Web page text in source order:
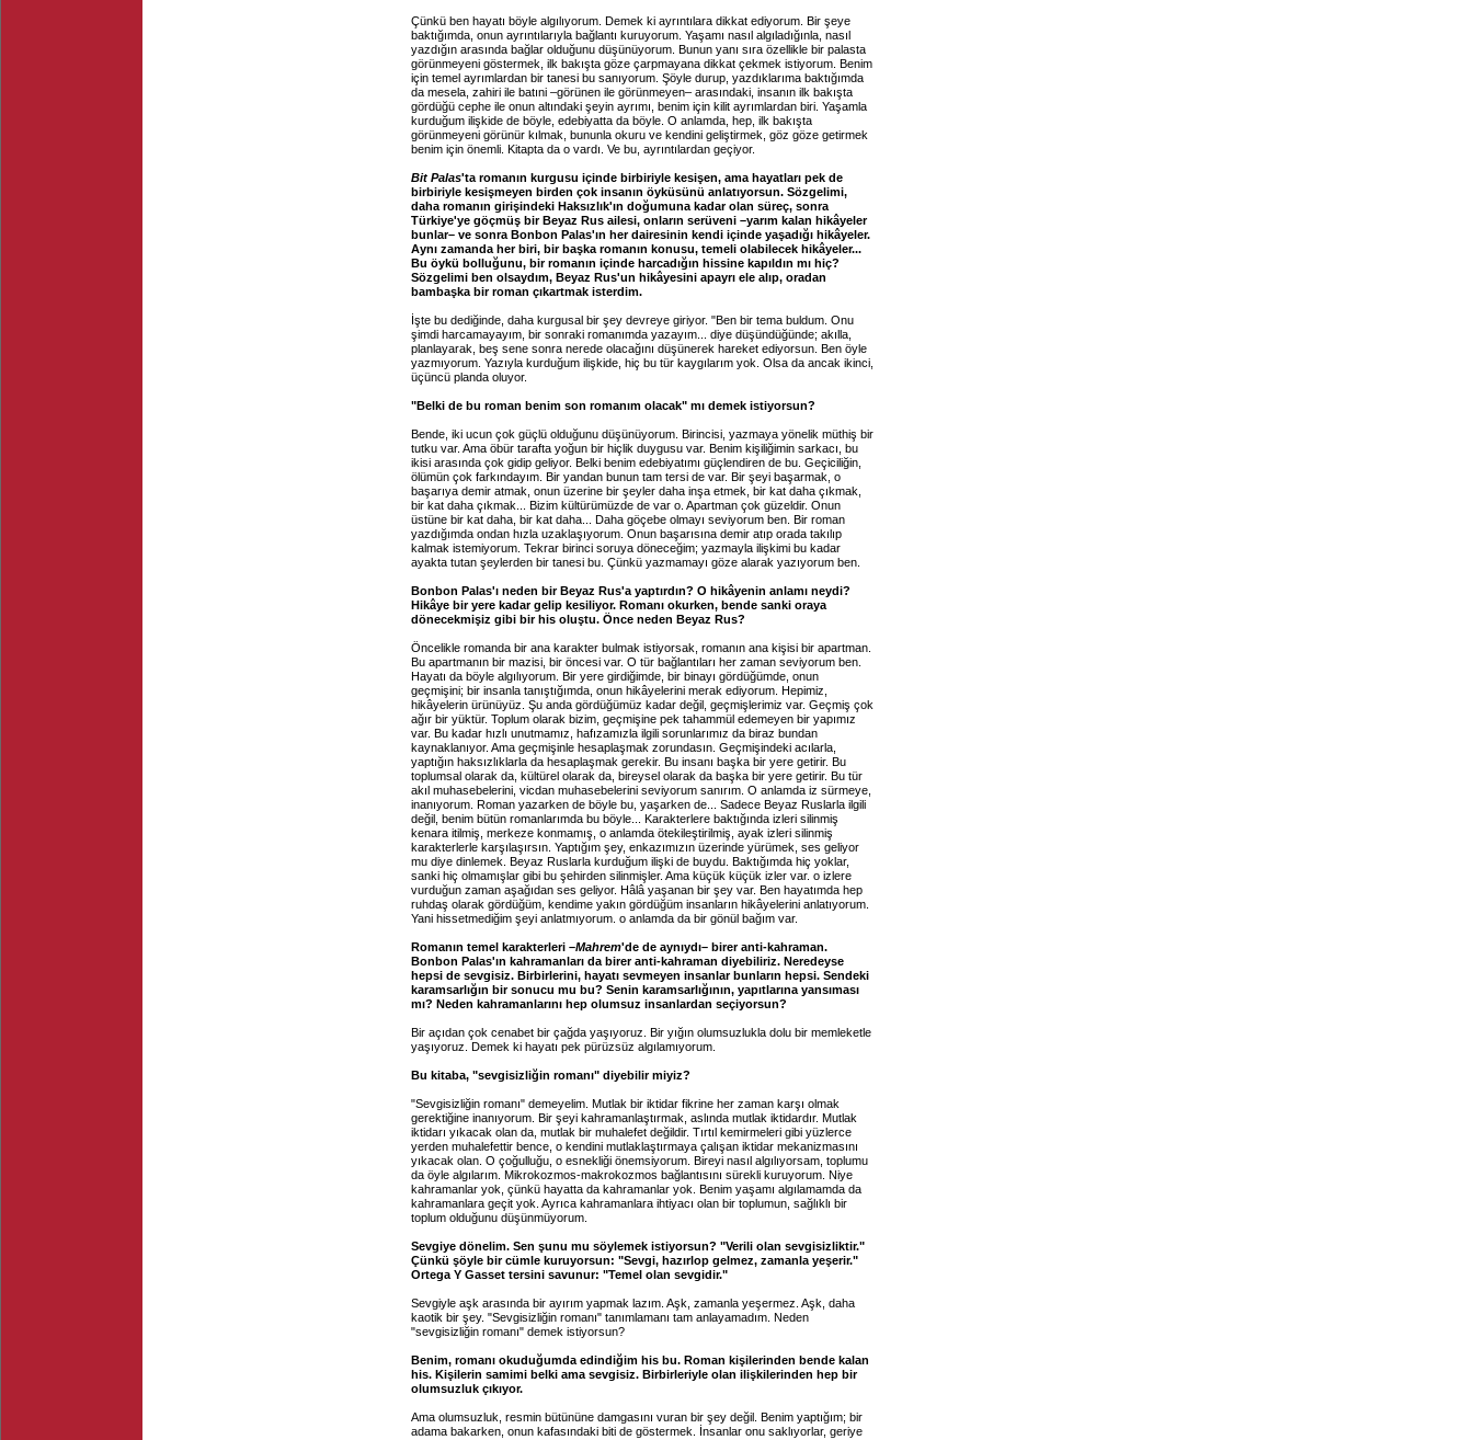
Çünkü ben hayatı böyle algılıyorum. Demek ki ayrıntılara dikkat ediyorum. Bir şeye
baktığımda, onun ayrıntılarıyla bağlantı kuruyorum. Yaşamı nasıl algıladığınla, nasıl
yazdığın arasında bağlar olduğunu düşünüyorum. Bunun yanı sıra özellikle bir palasta
görünmeyeni göstermek, ilk bakışta göze çarpmayana dikkat çekmek istiyorum. Benim
için temel ayrımlardan bir tanesi bu sanıyorum. Şöyle durup, yazdıklarıma baktığımda
da mesela, zahiri ile batıni –görünen ile görünmeyen– arasındaki, insanın ilk bakışta
gördüğü cephe ile onun altındaki şeyin ayrımı, benim için kilit ayrımlardan biri. Yaşamla
kurduğum ilişkide de böyle, edebiyatta da böyle. O anlamda, hep, ilk bakışta
görünmeyeni görünür kılmak, bununla okuru ve kendini geliştirmek, göz göze getirmek
benim için önemli. Kitapta da o vardı. Ve bu, ayrıntılardan geçiyor.
Bit Palas'ta romanın kurgusu içinde birbiriyle kesişen, ama hayatları pek de
birbiriyle kesişmeyen birden çok insanın öyküsünü anlatıyorsun. Sözgelimi,
daha romanın girişindeki Haksızlık'ın doğumuna kadar olan süreç, sonra
Türkiye'ye göçmüş bir Beyaz Rus ailesi, onların serüveni –yarım kalan hikâyeler
bunlar– ve sonra Bonbon Palas'ın her dairesinin kendi içinde yaşadığı hikâyeler.
Aynı zamanda her biri, bir başka romanın konusu, temeli olabilecek hikâyeler...
Bu öykü bolluğunu, bir romanın içinde harcadığın hissine kapıldın mı hiç?
Sözgelimi ben olsaydım, Beyaz Rus'un hikâyesini apayrı ele alıp, oradan
bambaşka bir roman çıkartmak isterdim.
İşte bu dediğinde, daha kurgusal bir şey devreye giriyor. "Ben bir tema buldum. Onu
şimdi harcamayayım, bir sonraki romanımda yazayım... diye düşündüğünde; akılla,
planlayarak, beş sene sonra nerede olacağını düşünerek hareket ediyorsun. Ben öyle
yazmıyorum. Yazıyla kurduğum ilişkide, hiç bu tür kaygılarım yok. Olsa da ancak ikinci,
üçüncü planda oluyor.
"Belki de bu roman benim son romanım olacak" mı demek istiyorsun?
Bende, iki ucun çok güçlü olduğunu düşünüyorum. Birincisi, yazmaya yönelik müthiş bir
tutku var. Ama öbür tarafta yoğun bir hiçlik duygusu var. Benim kişiliğimin sarkacı, bu
ikisi arasında çok gidip geliyor. Belki benim edebiyatımı güçlendiren de bu. Geçiciliğin,
ölümün çok farkındayım. Bir yandan bunun tam tersi de var. Bir şeyi başarmak, o
başarıya demir atmak, onun üzerine bir şeyler daha inşa etmek, bir kat daha çıkmak,
bir kat daha çıkmak... Bizim kültürümüzde de var o. Apartman çok güzeldir. Onun
üstüne bir kat daha, bir kat daha... Daha göçebe olmayı seviyorum ben. Bir roman
yazdığımda ondan hızla uzaklaşıyorum. Onun başarısına demir atıp orada takılıp
kalmak istemiyorum. Tekrar birinci soruya döneceğim; yazmayla ilişkimi bu kadar
ayakta tutan şeylerden bir tanesi bu. Çünkü yazmamayı göze alarak yazıyorum ben.
Bonbon Palas'ı neden bir Beyaz Rus'a yaptırdın? O hikâyenin anlamı neydi?
Hikâye bir yere kadar gelip kesiliyor. Romanı okurken, bende sanki oraya
dönecekmişiz gibi bir his oluştu. Önce neden Beyaz Rus?
Öncelikle romanda bir ana karakter bulmak istiyorsak, romanın ana kişisi bir apartman.
Bu apartmanın bir mazisi, bir öncesi var. O tür bağlantıları her zaman seviyorum ben.
Hayatı da böyle algılıyorum. Bir yere girdiğimde, bir binayı gördüğümde, onun
geçmişini; bir insanla tanıştığımda, onun hikâyelerini merak ediyorum. Hepimiz,
hikâyelerin ürünüyüz. Şu anda gördüğümüz kadar değil, geçmişlerimiz var. Geçmiş çok
ağır bir yüktür. Toplum olarak bizim, geçmişine pek tahammül edemeyen bir yapımız
var. Bu kadar hızlı unutmamız, hafızamızla ilgili sorunlarımız da biraz bundan
kaynaklanıyor. Ama geçmişinle hesaplaşmak zorundasın. Geçmişindeki acılarla,
yaptığın haksızlıklarla da hesaplaşmak gerekir. Bu insanı başka bir yere getirir. Bu
toplumsal olarak da, kültürel olarak da, bireysel olarak da başka bir yere getirir. Bu tür
akıl muhasebelerini, vicdan muhasebelerini seviyorum sanırım. O anlamda iz sürmeye,
inanıyorum. Roman yazarken de böyle bu, yaşarken de... Sadece Beyaz Ruslarla ilgili
değil, benim bütün romanlarımda bu böyle... Karakterlere baktığında izleri silinmiş
kenara itilmiş, merkeze konmamış, o anlamda ötekileştirilmiş, ayak izleri silinmiş
karakterlerle karşılaşırsın. Yaptığım şey, enkazımızın üzerinde yürümek, ses geliyor
mu diye dinlemek. Beyaz Ruslarla kurduğum ilişki de buydu. Baktığımda hiç yoklar,
sanki hiç olmamışlar gibi bu şehirden silinmişler. Ama küçük küçük izler var. o izlere
vurduğun zaman aşağıdan ses geliyor. Hâlâ yaşanan bir şey var. Ben hayatımda hep
ruhdaş olarak gördüğüm, kendime yakın gördüğüm insanların hikâyelerini anlatıyorum.
Yani hissetmediğim şeyi anlatmıyorum. o anlamda da bir gönül bağım var.
Romanın temel karakterleri –Mahrem'de de aynıydı– birer anti-kahraman.
Bonbon Palas'ın kahramanları da birer anti-kahraman diyebiliriz. Neredeyse
hepsi de sevgisiz. Birbirlerini, hayatı sevmeyen insanlar bunların hepsi. Sendeki
karamsarlığın bir sonucu mu bu? Senin karamsarlığının, yapıtlarına yansıması
mı? Neden kahramanlarını hep olumsuz insanlardan seçiyorsun?
Bir açıdan çok cenabet bir çağda yaşıyoruz. Bir yığın olumsuzlukla dolu bir memleketle
yaşıyoruz. Demek ki hayatı pek pürüzsüz algılamıyorum.
Bu kitaba, "sevgisizliğin romanı" diyebilir miyiz?
"Sevgisizliğin romanı" demeyelim. Mutlak bir iktidar fikrine her zaman karşı olmak
gerektiğine inanıyorum. Bir şeyi kahramanlaştırmak, aslında mutlak iktidardır. Mutlak
iktidarı yıkacak olan da, mutlak bir muhalefet değildir. Tırtıl kemirmeleri gibi yüzlerce
yerden muhalefettir bence, o kendini mutlaklaştırmaya çalışan iktidar mekanizmasını
yıkacak olan. O çoğulluğu, o esnekliği önemsiyorum. Bireyi nasıl algılıyorsam, toplumu
da öyle algılarım. Mikrokozmos-makrokozmos bağlantısını sürekli kuruyorum. Niye
kahramanlar yok, çünkü hayatta da kahramanlar yok. Benim yaşamı algılamamda da
kahramanlara geçit yok. Ayrıca kahramanlara ihtiyacı olan bir toplumun, sağlıklı bir
toplum olduğunu düşünmüyorum.
Sevgiye dönelim. Sen şunu mu söylemek istiyorsun? "Verili olan sevgisizliktir."
Çünkü şöyle bir cümle kuruyorsun: "Sevgi, hazırlop gelmez, zamanla yeşerir."
Ortega Y Gasset tersini savunur: "Temel olan sevgidir."
Sevgiyle aşk arasında bir ayırım yapmak lazım. Aşk, zamanla yeşermez. Aşk, daha
kaotik bir şey. "Sevgisizliğin romanı" tanımlamanı tam anlayamadım. Neden
"sevgisizliğin romanı" demek istiyorsun?
Benim, romanı okuduğumda edindiğim his bu. Roman kişilerinden bende kalan
his. Kişilerin samimi belki ama sevgisiz. Birbirleriyle olan ilişkilerinden hep bir
olumsuzluk çıkıyor.
Ama olumsuzluk, resmin bütününe damgasını vuran bir şey değil. Benim yaptığım; bir
adama bakarken, onun kafasındaki biti de göstermek. İnsanlar onu saklıyorlar, geriye